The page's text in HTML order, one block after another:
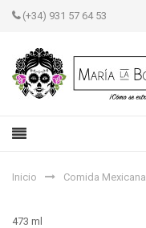
(+34) 931 57 64 53
Inicio Comida Mexicana
473 ml